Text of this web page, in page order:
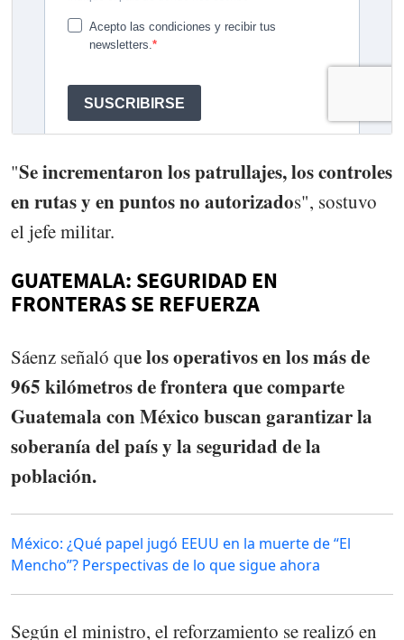
"Se incrementaron los patrullajes, los controles
en rutas y en puntos no autorizados", sostuvo
el jefe militar.
GUATEMALA: SEGURIDAD EN
FRONTERAS SE REFUERZA
Sáenz señaló que los operativos en los más de
965 kilómetros de frontera que comparte
Guatemala con México buscan garantizar la
soberanía del país y la seguridad de la
población.
México: ¿Qué papel jugó EEUU en la muerte de “El
Mencho”? Perspectivas de lo que sigue ahora
Según el ministro, el reforzamiento se realizó en